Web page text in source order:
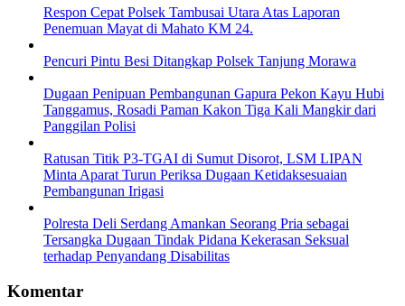
Respon Cepat Polsek Tambusai Utara Atas Laporan
Penemuan Mayat di Mahato KM 24.
Pencuri Pintu Besi Ditangkap Polsek Tanjung Morawa
Dugaan Penipuan Pembangunan Gapura Pekon Kayu Hubi
Tanggamus, Rosadi Paman Kakon Tiga Kali Mangkir dari
Panggilan Polisi
Ratusan Titik P3-TGAI di Sumut Disorot, LSM LIPAN
Minta Aparat Turun Periksa Dugaan Ketidaksesuaian
Pembangunan Irigasi
Polresta Deli Serdang Amankan Seorang Pria sebagai
Tersangka Dugaan Tindak Pidana Kekerasan Seksual
terhadap Penyandang Disabilitas
Komentar